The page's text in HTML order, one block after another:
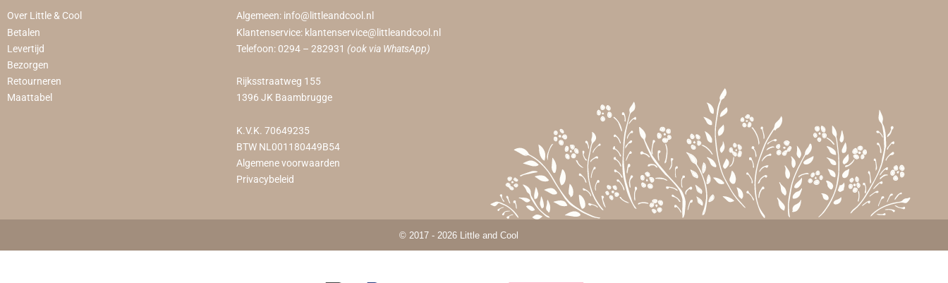
Over Little & Cool
Betalen
Levertijd
Bezorgen
Retourneren
Maattabel
Algemeen: info@littleandcool.nl
Klantenservice: klantenservice@littleandcool.nl
Telefoon: 0294 – 282931 (ook via WhatsApp)
Rijksstraatweg 155
1396 JK Baambrugge
K.V.K. 70649235
BTW NL001180449B54
Algemene voorwaarden
Privacybeleid
© 2017 - 2026 Little and Cool